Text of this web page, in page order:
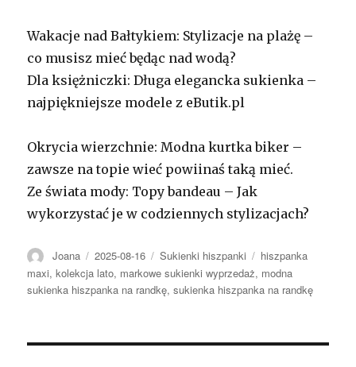
Wakacje nad Bałtykiem: Stylizacje na plażę –
co musisz mieć będąc nad wodą?
Dla księżniczki: Długa elegancka sukienka –
najpiękniejsze modele z eButik.pl
Okrycia wierzchnie: Modna kurtka biker –
zawsze na topie wieć powiinaś taką mieć.
Ze świata mody: Topy bandeau – Jak
wykorzystać je w codziennych stylizacjach?
Autor
Joana Opublikowano
2025-08-16 Kategorie
Sukienki hiszpanki Tagi
hiszpanka
maxi,kolekcja lato, markowe sukienki wyprzedaż, modna
sukienka hiszpanka na randkę,sukienka hiszpanka na randkę